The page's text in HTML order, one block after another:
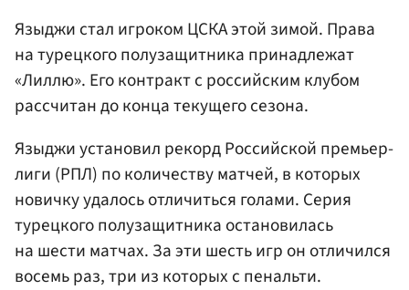
Языджи стал игроком ЦСКА этой зимой. Права
на турецкого полузащитника принадлежат
«Лиллю». Его контракт с российским клубом
рассчитан до конца текущего сезона.
Языджи установил рекорд Российской премьер-
лиги (РПЛ) по количеству матчей, в которых
новичку удалось отличиться голами. Серия
турецкого полузащитника остановилась
на шести матчах. За эти шесть игр он отличился
восемь раз, три из которых с пенальти.